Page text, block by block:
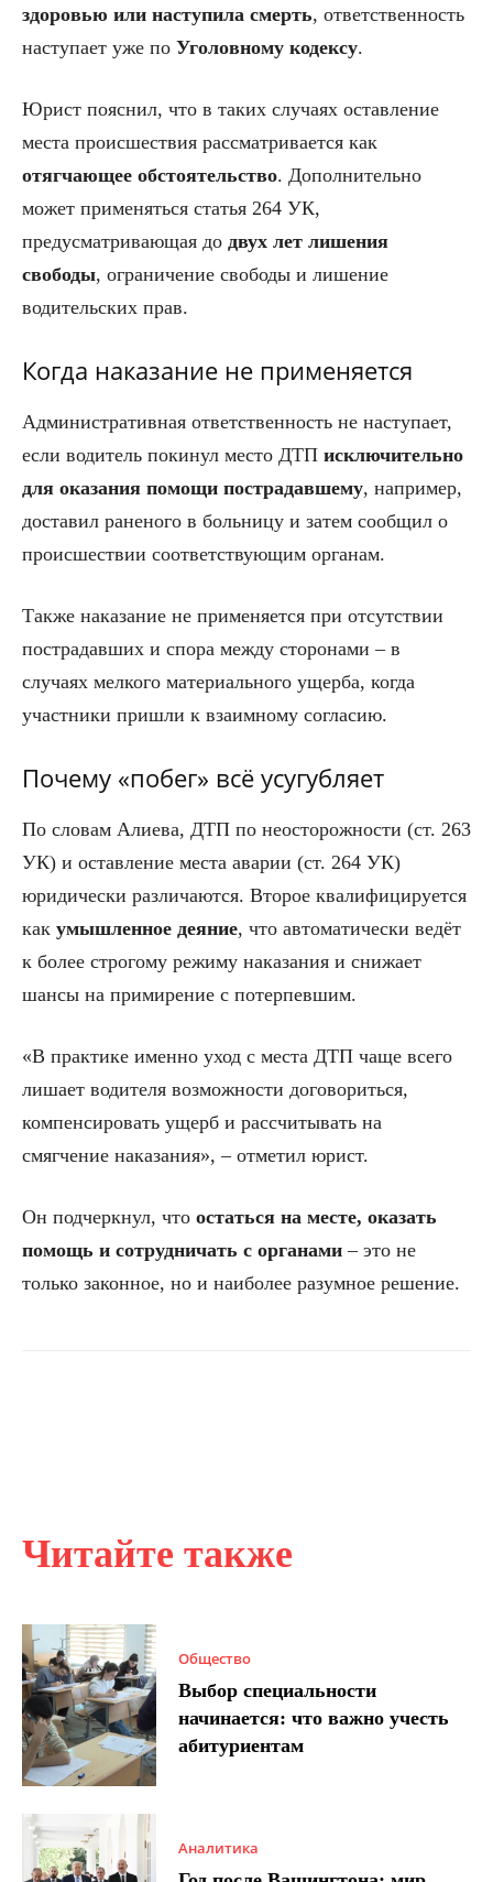
Читайте также
Общество
Выбор специальности
начинается: что важно учесть
абитуриентам
Аналитика
здоровью или наступила смерть, ответственность
наступает уже по Уголовному кодексу.
Юрист пояснил, что в таких случаях оставление
места происшествия рассматривается как
отягчающее обстоятельство. Дополнительно
может применяться статья 264 УК,
предусматривающая до двух лет лишения
свободы, ограничение свободы и лишение
водительских прав.
Когда наказание не применяется
Административная ответственность не наступает,
если водитель покинул место ДТП исключительно
для оказания помощи пострадавшему, например,
доставил раненого в больницу и затем сообщил о
происшествии соответствующим органам.
Также наказание не применяется при отсутствии
пострадавших и спора между сторонами – в
случаях мелкого материального ущерба, когда
участники пришли к взаимному согласию.
Почему «побег» всё усугубляет
По словам Алиева, ДТП по неосторожности (ст. 263
УК) и оставление места аварии (ст. 264 УК)
юридически различаются. Второе квалифицируется
как умышленное деяние, что автоматически ведёт
к более строгому режиму наказания и снижает
шансы на примирение с потерпевшим.
«В практике именно уход с места ДТП чаще всего
лишает водителя возможности договориться,
компенсировать ущерб и рассчитывать на
смягчение наказания», – отметил юрист.
Он подчеркнул, что остаться на месте, оказать
помощь и сотрудничать с органами – это не
только законное, но и наиболее разумное решение.